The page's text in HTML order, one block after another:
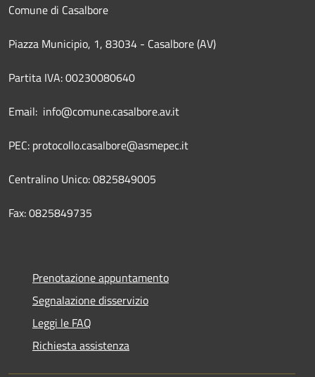
Comune di Casalbore
Piazza Municipio, 1, 83034 - Casalbore (AV)
Partita IVA: 00230080640
Email: info@comune.casalbore.av.it
PEC: protocollo.casalbore@asmepec.it
Centralino Unico: 0825849005
Fax: 0825849735
Prenotazione appuntamento
Segnalazione disservizio
Leggi le FAQ
Richiesta assistenza